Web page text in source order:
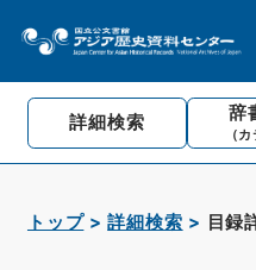
詳細検索 辞
（
トップ 詳細検索 目録